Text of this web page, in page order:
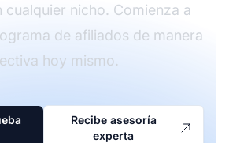
cualquier nicho. Comienza a
de afiliados de manera
hoy mismo.
Recibe asesoría
experta